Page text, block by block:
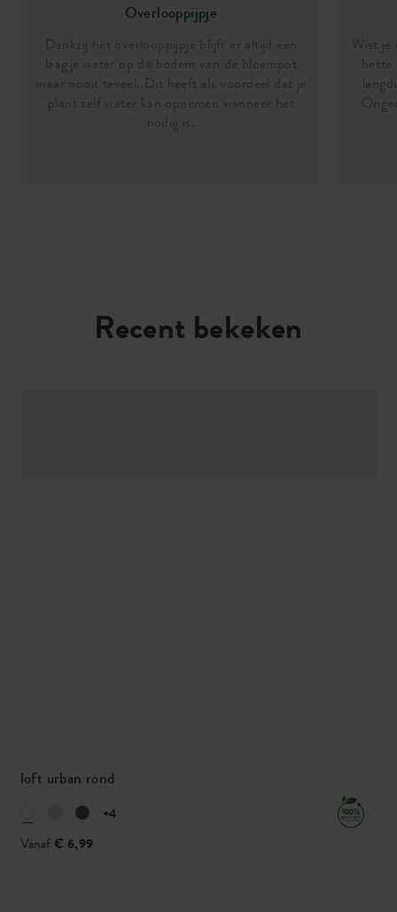
Overlooppijpje
Dankzij het overlooppijpje blijft er altijd een
laagje water op de bodem van de bloempot
maar nooit teveel. Dit heeft als voordeel dat je
plant zelf water kan opnemen wanneer het
nodig is.
Wist je
Recent bekeken
loft urban rond
+4
Vanaf€ 6,99